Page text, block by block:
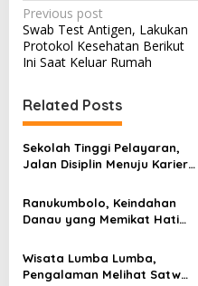
P
o
s
t
n
a
v
i
g
t
Previous post
Swab Test Antigen, Lakukan
Protokol Kesehatan Berikut
Ini Saat Keluar Rumah
Related Posts
Sekolah Tinggi Pelayaran,
Jalan Disiplin Menuju Karier
Ranukumbolo, Keindahan
Danau yang Memikat Hati
Wisata Lumba Lumba,
Pengalaman Melihat Satwa